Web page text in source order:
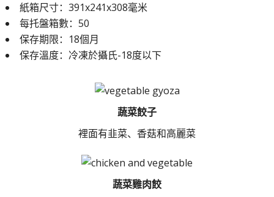
紙箱尺寸：391x241x308毫米
每托盤箱數：50
保存期限：18個月
保存溫度：冷凍於攝氏-18度以下
蔬菜餃子
裡面有韭菜、香菇和高麗菜
蔬菜雞肉餃